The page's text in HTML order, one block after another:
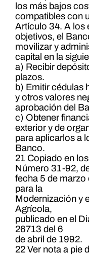
los más bajos
compatibles con
Artículo 34. A los
objetivos, el
movilizar y
capital en la
a) Recibir
plazos.
b) Emitir cédulas
y otros valores
aprobación del
c) Obtener
exterior y de
para aplicarlos a
Banco.
21 Copiado en
Número 31-92,
fecha 5 de marzo
para la
Modernización y
Agrícola,
publicado en el
26713 del 6
de abril de 1992.
22 Ver nota a pie